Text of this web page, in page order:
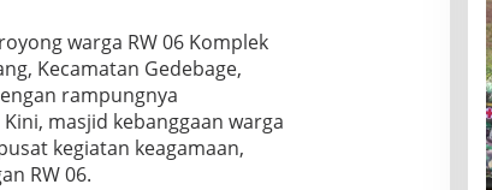
warga RW 06 Komplek
Kecamatan Gedebage,
rampungnya
masjid kebanggaan warga
kegiatan keagamaan,
RW 06.